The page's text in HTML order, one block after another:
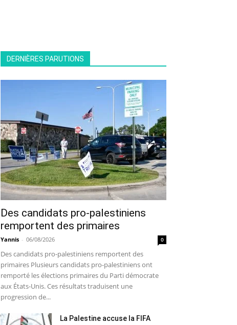
DERNIÈRES PARUTIONS
Des candidats pro-palestiniens
remportent des primaires
Yannis - 06/08/2026 0
Des candidats pro-palestiniens remportent des
primaires Plusieurs candidats pro-palestiniens ont
remporté les élections primaires du Parti démocrate
aux États-Unis. Ces résultats traduisent une
progression de...
La Palestine accuse la FIFA